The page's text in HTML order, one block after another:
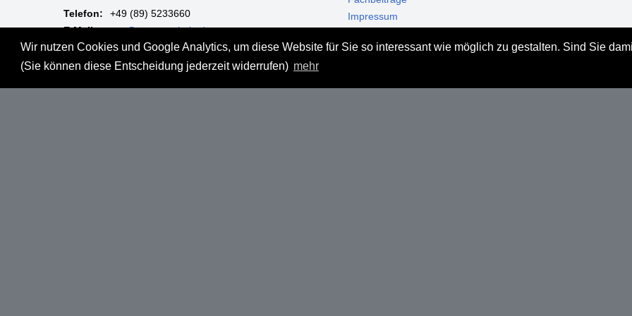
Wir nutzen Cookies und Google Analytics, um diese Website für Sie so interessant wie möglich zu gestalten. Sind Sie
(Sie können diese Entscheidung jederzeit widerrufen) mehr
Telefon:
+49 (89) 5233660
E-Mail:
mgm@muenzgalerie.de
Mo-Fr:
9:00 - 18:00 Uhr
Impressum
Haftungsausschluss